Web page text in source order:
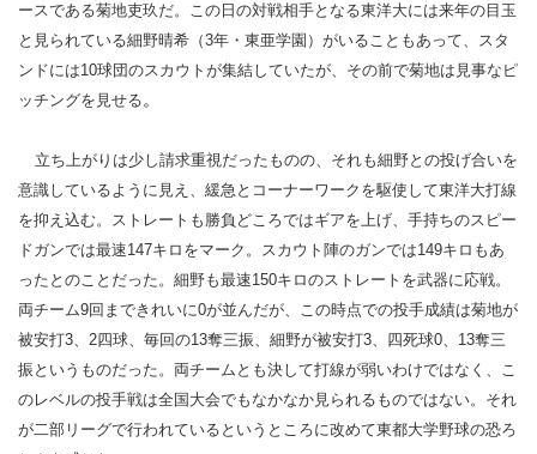
ースである菊地吏玖だ。この日の対戦相手となる東洋大には来年の目玉
と見られている細野晴希（3年・東亜学園）がいることもあって、スタ
ンドには10球団のスカウトが集結していたが、その前で菊地は見事なピ
ッチングを見せる 。
立ち上がりは少し請求重視だったものの、それも細野との投げ合いを
意識しているように見え、緩急とコーナーワークを駆使して東洋大打線
を抑え込む。ストレートも勝負どころではギアを上げ、手持ちのスピー
ドガンでは最速147キロをマーク。スカウト陣のガンでは149キロもあ
ったとのことだった。細野も最速150キロのストレートを武器に応戦。
両チーム9回まできれいに0が並んだが、この時点での投手成績は菊地が
被安打3、2四球、毎回の13奪三振、細野が被安打3、四死球0、13奪三
振というものだった。両チームとも決して打線が弱いわけではなく、こ
のレベルの投手戦は全国大会でもなかなか見られるものではない。それ
が二部リーグで行われているというところに改めて東都大学野球の恐ろ